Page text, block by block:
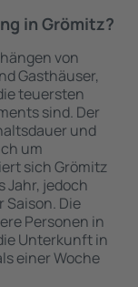
in Grömitz?
von
Gasthäuser,
teuersten
sind. Der
und
um
sich Grömitz
Jahr, jedoch
Saison. Die
Personen in
Unterkunft in
einer Woche